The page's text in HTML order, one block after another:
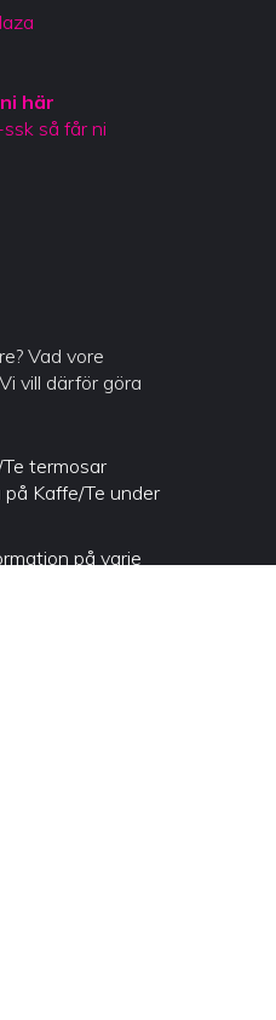
här
så får ni
Vad vore
vill därför göra
termosar
Kaffe/Te under
på varje